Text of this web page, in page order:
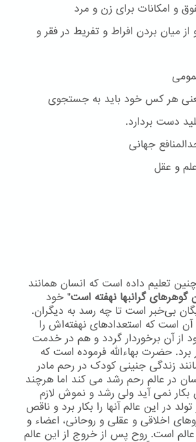
امکانات برای زن و مرد
بردن افراط و تفریط در فقر و
هر کس خود باید به جستجوی
دست بردارد.
جهانی
و عقل
تعلیم داده است که انسان همانند
گرانبها نهفته است" خود
بی‌خبر است تا چه رسد به دیگران.
است که استعدادهای نهفته‌اش را
از آن برخوردار گردد و هم در خدمت
برد. حضرت بهاءاللّه فرموده است که
زندگی جنینی کودک در رحم مادر
در عالم رحم رشد می کند اما هرچند
بکار نمی آید ولی رشد و نموش لازم
در این عالم آنها را بکار برد و ناقص
اخلاقی و عقلی و روحانی، اعضاء و
است. روح پس از خروج از این عالم